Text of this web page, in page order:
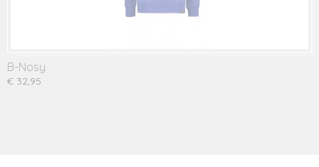
B-Nosy
€ 32,95